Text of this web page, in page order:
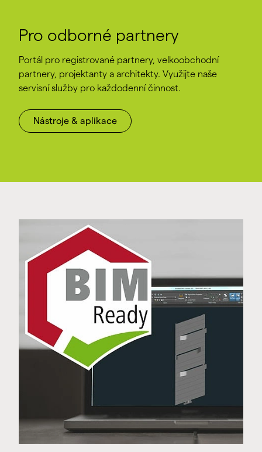
Pro odborné partnery
Portál pro registrované partnery, velkoobchodní
partnery, projektanty a architekty. Využijte naše
servisní služby pro každodenní činnost.
Nástroje & aplikace